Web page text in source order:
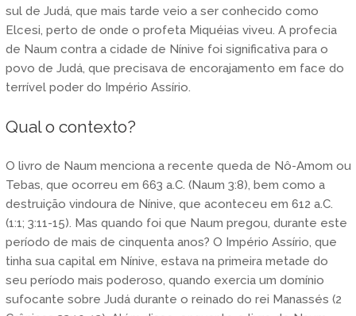
sul de Judá, que mais tarde veio a ser conhecido como
Elcesi, perto de onde o profeta Miquéias viveu. A profecia
de Naum contra a cidade de Nínive foi significativa para o
povo de Judá, que precisava de encorajamento em face do
terrível poder do Império Assírio.
Qual o contexto?
O livro de Naum menciona a recente queda de Nô-Amom ou
Tebas, que ocorreu em 663 a.C. (Naum 3:8), bem como a
destruição vindoura de Nínive, que aconteceu em 612 a.C.
(1:1; 3:11-15). Mas quando foi que Naum pregou, durante este
período de mais de cinquenta anos? O Império Assírio, que
tinha sua capital em Nínive, estava na primeira metade do
seu período mais poderoso, quando exercia um domínio
sufocante sobre Judá durante o reinado do rei Manassés (2